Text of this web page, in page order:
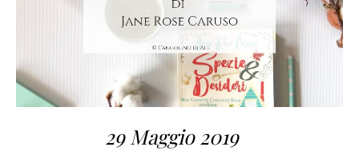
COLLABORAZIONI
CONTATTI
29 Maggio 2019